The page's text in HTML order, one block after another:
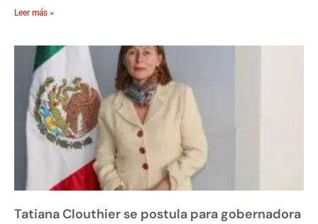
Leer más »
Tatiana Clouthier se postula para gobernadora